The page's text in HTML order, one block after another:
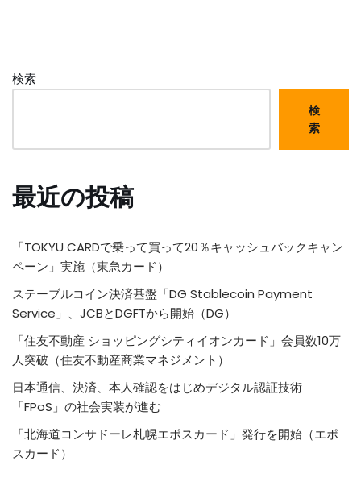
検索
検
索
最近の投稿
「TOKYU CARDで乗って買って20％キャッシュバックキャン
ペーン」実施（東急カード）
ステーブルコイン決済基盤「DG Stablecoin Payment
Service」、JCBとDGFTから開始（DG）
「住友不動産 ショッピングシティイオンカード」会員数10万
人突破（住友不動産商業マネジメント）
日本通信、決済、本人確認をはじめデジタル認証技術
「FPoS」の社会実装が進む
「北海道コンサドーレ札幌エポスカード」発行を開始（エポ
スカード）